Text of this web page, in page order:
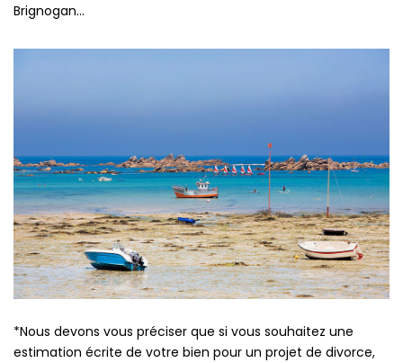
Brignogan...
*Nous devons vous préciser que si vous souhaitez une
estimation écrite de votre bien pour un projet de divorce,